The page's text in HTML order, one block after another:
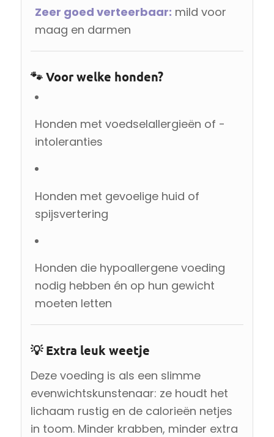
Zeer goed verteerbaar: mild voor
maag en darmen
🐾 Voor welke honden?
Honden met voedselallergieën of -
intoleranties
Honden met gevoelige huid of
spijsvertering
Honden die hypoallergene voeding
nodig hebben én op hun gewicht
moeten letten
💡 Extra leuk weetje
Deze voeding is als een slimme
evenwichtskunstenaar: ze houdt het
lichaam rustig en de calorieën netjes
in toom. Minder krabben, minder extra